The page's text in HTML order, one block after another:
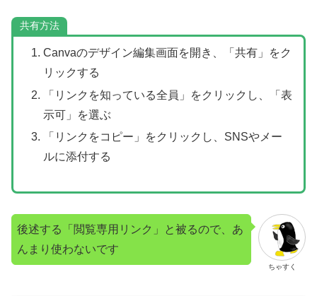
共有方法
Canvaのデザイン編集画面を開き、「共有」をク
リックする
「リンクを知っている全員」をクリックし、「表
示可」を選ぶ
「リンクをコピー」をクリックし、SNSやメー
ルに添付する
ちゃすく
後述する「閲覧専用リンク」と被るので、あ
んまり使わないです